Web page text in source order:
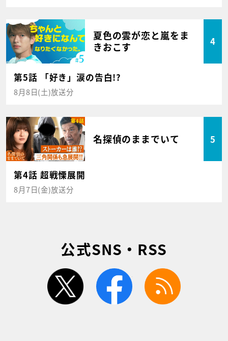
夏色の雲が恋と嵐をま
きおこす
4
第5話 「好き」涙の告白!?
8月8日(土)放送分
名探偵のままでいて 5
第4話 超戦慄展開
8月7日(金)放送分
公式SNS・RSS
twitter facebook